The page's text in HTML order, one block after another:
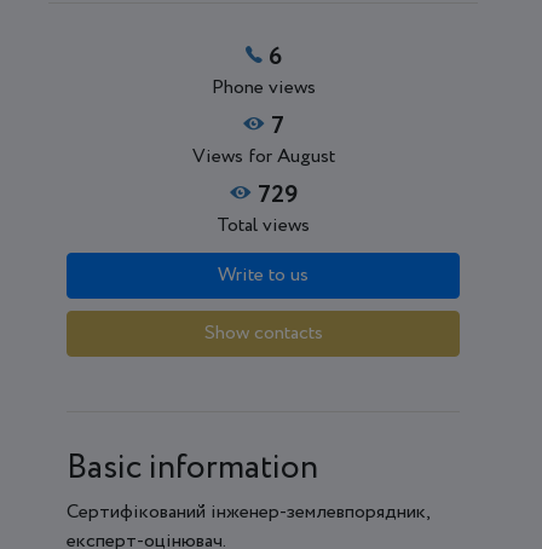
6
Phone views
7
Views for August
729
Total views
Write to us
Show contacts
Basic information
Сертифікований інженер-землевпорядник,
експерт-оцінювач.